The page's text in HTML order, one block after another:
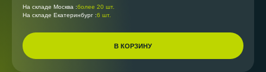
На складе Москва :более 20 шт.
На складе Екатеринбург :6 шт.
В КОРЗИНУ